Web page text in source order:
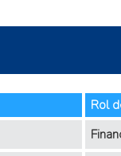
Rol